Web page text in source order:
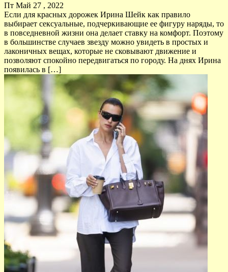
Пт Май 27 , 2022
Если для красных дорожек Ирина Шейк как правило
выбирает сексуальные, подчеркивающие ее фигуру наряды, то
в повседневной жизни она делает ставку на комфорт. Поэтому
в большинстве случаев звезду можно увидеть в простых и
лаконичных вещах, которые не сковывают движение и
позволяют спокойно передвигаться по городу. На днях Ирина
появилась в […]